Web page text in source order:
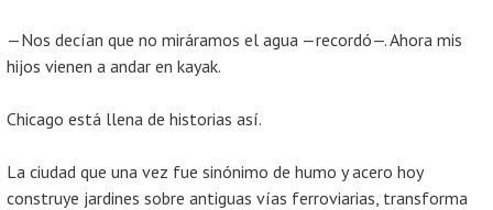
—Nos decían que no miráramos el agua —recordó—. Ahora mis
hijos vienen a andar en kayak.
Chicago está llena de historias así.
La ciudad que una vez fue sinónimo de humo y acero hoy
construye jardines sobre antiguas vías ferroviarias, transforma